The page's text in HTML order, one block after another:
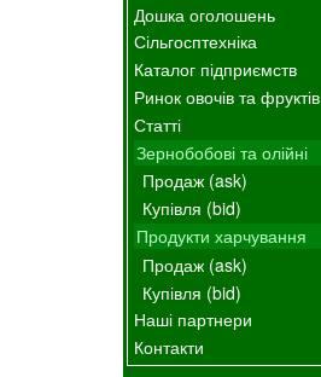
Дошка оголошень
Сільгосптехніка
Каталог підприємств
Ринок овочів та фруктів
Статті
Зернобобові та олійні
Продаж (ask)
Купівля (bid)
Продукти харчування
Продаж (ask)
Купівля (bid)
Наші партнери
Контакти